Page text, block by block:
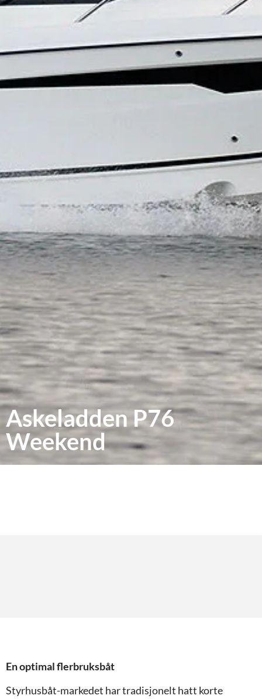
Askeladden P76
Weekend
En optimal flerbruksbåt
Styrhusbåt-markedet har tradisjonelt hatt korte